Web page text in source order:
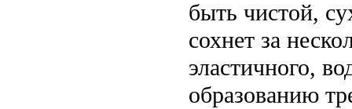
быть чистой,
сохнет за
эластичного,
образованию